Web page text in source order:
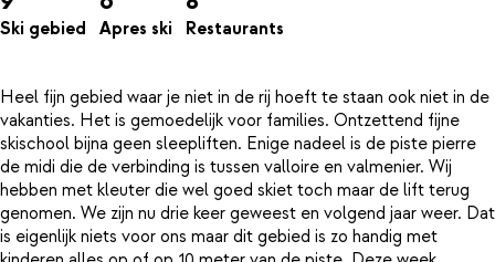
Ski gebied Apres ski Restaurants
Heel fijn gebied waar je niet in de rij hoeft te staan ook niet in de
vakanties. Het is gemoedelijk voor families. Ontzettend fijne
skischool bijna geen sleepliften. Enige nadeel is de piste pierre
de midi die de verbinding is tussen valloire en valmenier. Wij
hebben met kleuter die wel goed skiet toch maar de lift terug
genomen. We zijn nu drie keer geweest en volgend jaar weer. Dat
is eigenlijk niets voor ons maar dit gebied is zo handig met